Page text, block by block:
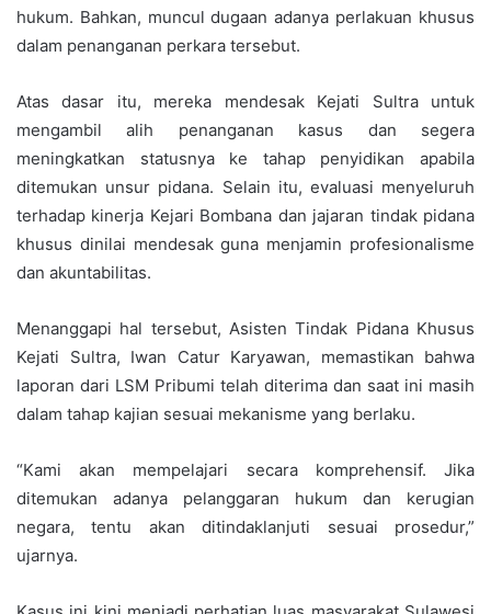
hukum. Bahkan, muncul dugaan adanya perlakuan khusus
dalam penanganan perkara tersebut.
Atas dasar itu, mereka mendesak Kejati Sultra untuk
mengambil alih penanganan kasus dan segera
meningkatkan statusnya ke tahap penyidikan apabila
ditemukan unsur pidana. Selain itu, evaluasi menyeluruh
terhadap kinerja Kejari Bombana dan jajaran tindak pidana
khusus dinilai mendesak guna menjamin profesionalisme
dan akuntabilitas.
Menanggapi hal tersebut, Asisten Tindak Pidana Khusus
Kejati Sultra, Iwan Catur Karyawan, memastikan bahwa
laporan dari LSM Pribumi telah diterima dan saat ini masih
dalam tahap kajian sesuai mekanisme yang berlaku.
“Kami akan mempelajari secara komprehensif. Jika
ditemukan adanya pelanggaran hukum dan kerugian
negara, tentu akan ditindaklanjuti sesuai prosedur,”
ujarnya.